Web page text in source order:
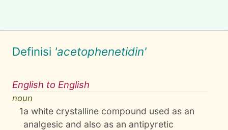
Definisi 'acetophenetidin'
English to English
noun
1a white crystalline compound used as an
analgesic and also as an antipyretic